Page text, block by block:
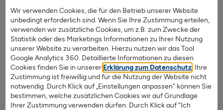
Wir verwenden Cookies, die für den Betrieb unserer Website
unbedingt erforderlich sind. Wenn Sie Ihre Zustimmung erteilen,
verwenden wir zusätzliche Cookies, um z.B. zum Zwecke der
Statistik oder des Marketings Informationen zu Ihrer Nutzung
unserer Website zu verarbeiten. Hierzu nutzen wir das Tool
Google Analytics 360. Detaillierte Informationen zu diesen
Cookies finden Sie in unserer Erklärung zum Datenschutz . Ihre
Zustimmung ist freiwillig und für die Nutzung der Website nicht
notwendig. Durch Klick auf „Einstellungen anpassen“ können Sie
bestimmen, welche zusätzlichen Cookies wir auf Grundlage
Ihrer Zustimmung verwenden dürfen. Durch Klick auf “Ich
umgehend ausgestellt und per Post zugeschickt. Wenn
gewünscht, wird sie auch gerne direkt an Ihren Vermieter
oder Verwalter gesendet.
Erhöhte Liquidität.
Für die Moneyfix® Mietkaution der Deutschen
Kautionskasse zahlen Sie pro Jahr einen Beitrag von nur
5,5 % des Mietkautionsbetrages.